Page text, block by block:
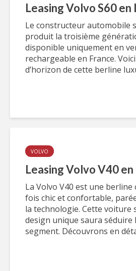
Leasing Volvo S60 en
Le constructeur automobile
produit la troisième
disponible uniquement en
rechargeable en France.
d’horizon de cette berline
VOLVO
Leasing Volvo V40 en
La Volvo V40 est une berline
fois chic et confortable,
la technologie. Cette voiture
design unique saura séduire
segment. Découvrons en